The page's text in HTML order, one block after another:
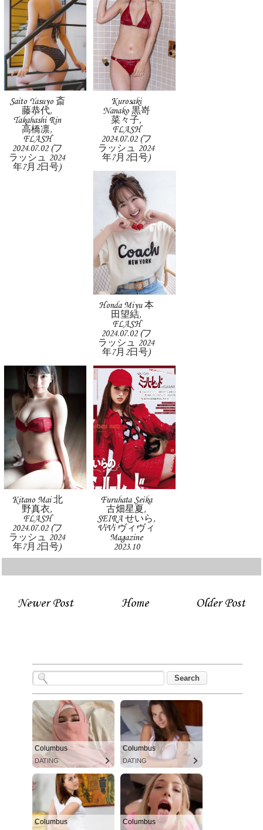
Saito Yasuyo 斎
藤恭代,
Takahashi Rin
高橋凛,
FLASH
2024.07.02 (フ
ラッシュ 2024
年7月2日号)
Kurosaki
Nanako 黒嵜
菜々子,
FLASH
2024.07.02 (フ
ラッシュ 2024
年7月2日号)
Honda Miyu 本
田望結,
FLASH
2024.07.02 (フ
ラッシュ 2024
年7月2日号)
Kitano Mai 北
野真衣,
FLASH
2024.07.02 (フ
ラッシュ 2024
年7月2日号)
Furuhata Seika
古畑星夏,
SEIRA せいら,
ViVi ヴィヴィ
Magazine
2023.10
Newer Post Older Post
Home
Columbus
DATING
Columbus
DATING
Columbus Columbus